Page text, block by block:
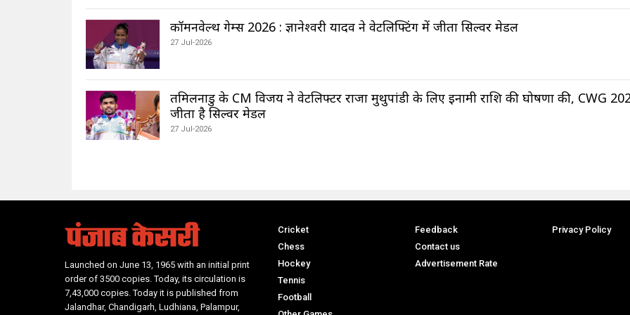
कॉमनवेल्थ गेम्स 2026 : ज्ञानेश्वरी यादव ने वेटलिफ्टिंग में जीता सिल्वर मेडल
27 Jul-2026
तमिलनाडु के CM विजय ने वेटलिफ्टर राजा मुथुपांडी के लिए इनामी राशि की घोषणा की, CWG
जीता है सिल्वर मेडल
27 Jul-2026
Launched on June 13, 1965 with an initial print
order of 3500 copies. Today, its circulation is
7,43,000 copies. Today it is published from
Jalandhar, Chandigarh, Ludhiana, Palampur,
Cricket
Chess
Hockey
Tennis
Football
Feedback
Contact us
Advertisement Rate
Privacy Policy